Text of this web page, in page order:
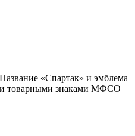
«Спартак» и эмблема
товарными знаками МФСО